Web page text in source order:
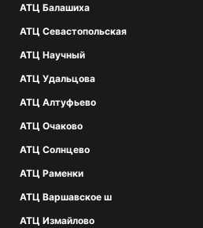
АТЦ Балашиха
АТЦ Севастопольская
АТЦ Научный
АТЦ Удальцова
АТЦ Алтуфьево
АТЦ Очаково
АТЦ Солнцево
АТЦ Раменки
АТЦ Варшавское ш
АТЦ Измайлово